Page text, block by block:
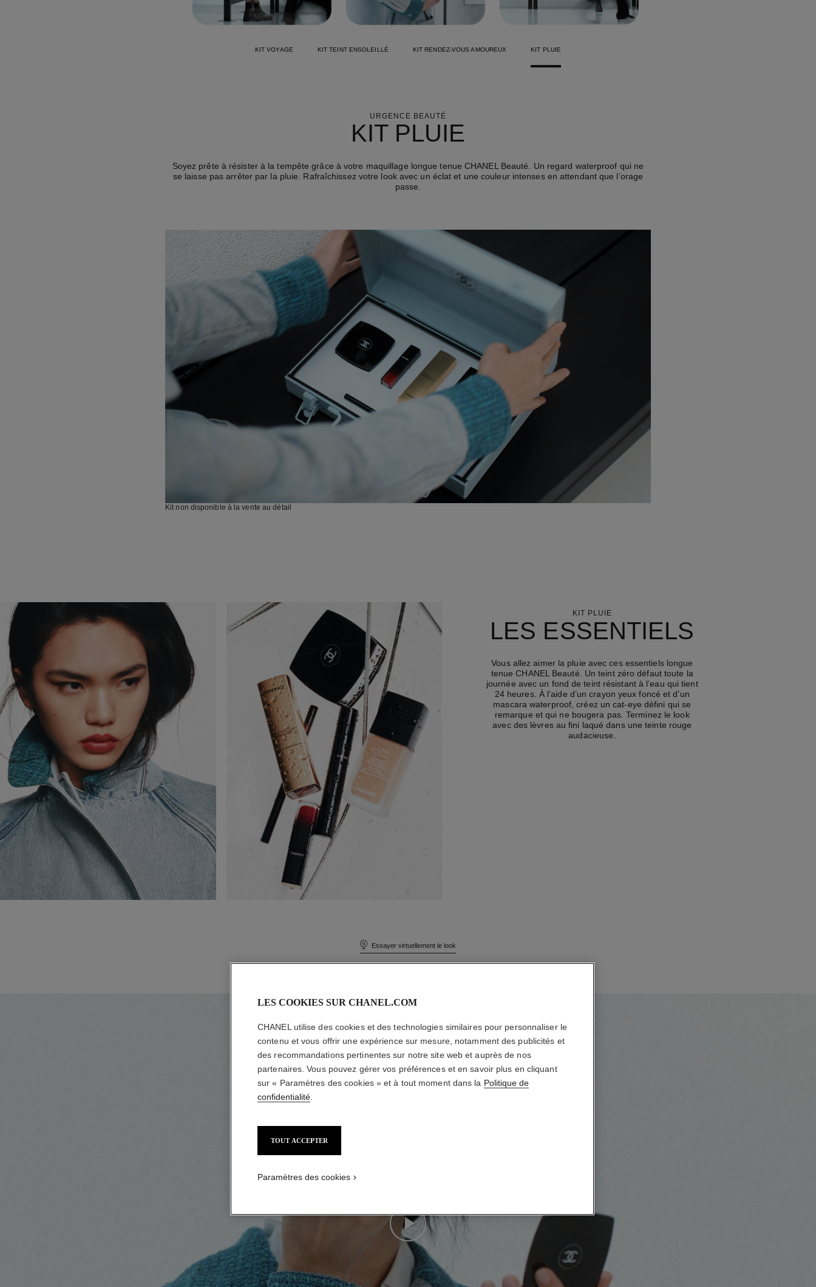
KIT VOYAGE KIT TEINT ENSOLEILLÉ KIT RENDEZ-VOUS AMOUREUX KIT PLUIE
URGENCE BEAUTÉ
KIT PLUIE
Soyez prête à résister à la tempête grâce à votre maquillage longue tenue CHANEL Beauté. Un regard waterproof qui ne
se laisse pas arrêter par la pluie. Rafraîchissez votre look avec un éclat et une couleur intenses en attendant que l’orage
passe.
Kit non disponible à la vente au détail
KIT PLUIE
LES ESSENTIELS
Vous allez aimer la pluie avec ces essentiels longue
tenue CHANEL Beauté. Un teint zéro défaut toute la
journée avec un fond de teint résistant à l’eau qui tient
24 heures. À l’aide d’un crayon yeux foncé et d’un
mascara waterproof, créez un cat-eye défini qui se
remarque et qui ne bougera pas. Terminez le look
avec des lèvres au fini laqué dans une teinte rouge
audacieuse.
Essayer virtuellement le look
Play this video
LES COOKIES SUR CHANEL.COM
CHANEL utilise des cookies et des technologies similaires pour personnaliser le
contenu et vous offrir une expérience sur mesure, notamment des publicités et
des recommandations pertinentes sur notre site web et auprès de nos
partenaires. Vous pouvez gérer vos préférences et en savoir plus en cliquant
sur « Paramètres des cookies » et à tout moment dans la Politique de
confidentialité
TOUT ACCEPTER
Paramètres des cookies